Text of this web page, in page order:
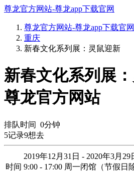
尊龙官方网站-尊龙app下载官网
尊龙官方网站-尊龙app下载官网
重庆
新春文化系列展：灵鼠迎新
新春文化系列展
尊龙官方网站
排队时间 0分钟
5记录9想去
时间
2019年12月31日 - 2020年3月29
9:00 - 17:00 周一闭馆（节假日